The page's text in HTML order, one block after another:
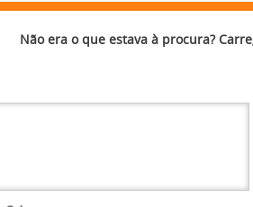
Não era o que estava à procura?